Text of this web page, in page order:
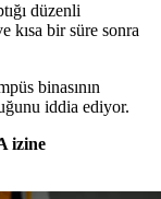
düzenli
kısa bir süre sonra
binasının
iddia ediyor.
izine